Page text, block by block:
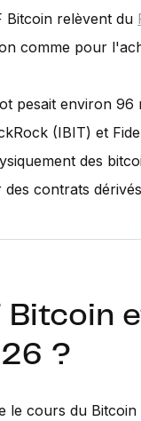
Bitcoin relèvent du
comme pour
pesait environ 96
(IBIT) et
des
contrats
Bitcoin
?
le cours du